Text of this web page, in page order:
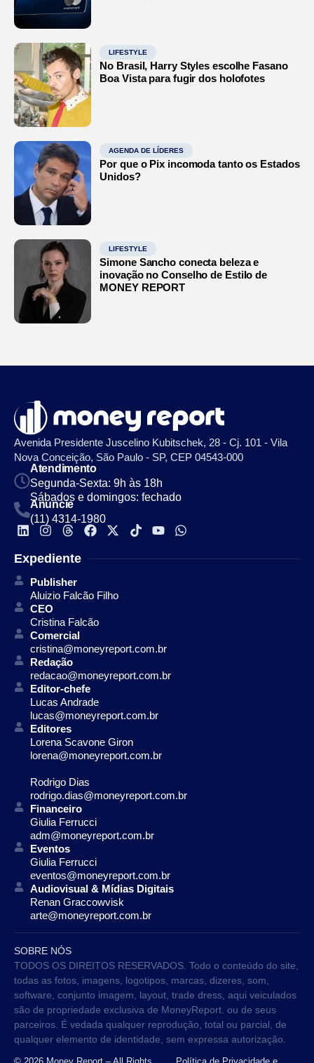
LIFESTYLE
No Brasil, Harry Styles escolhe Fasano
Boa Vista para fugir dos holofotes
AGENDA DE LÍDERES
Por que o Pix incomoda tanto os Estados
Unidos?
LIFESTYLE
Simone Sancho conecta beleza e
inovação no Conselho de Estilo de
MONEY REPORT
Avenida Presidente Juscelino Kubitschek, 28 - Cj. 101 - Vila
Nova Conceição, São Paulo - SP, CEP 04543-000
Atendimento
Segunda-Sexta: 9h às 18h
Sábados e domingos: fechado
Anuncie
(11) 4314-1980
Expediente
Publisher
Aluizio Falcão Filho
CEO
Cristina Falcão
Comercial
cristina@moneyreport.com.br
Redação
redacao@moneyreport.com.br
Editor-chefe
Lucas Andrade
lucas@moneyreport.com.br
Editores
Lorena Scavone Giron
lorena@moneyreport.com.br
Rodrigo Dias
rodrigo.dias@moneyreport.com.br
Financeiro
Giulia Ferrucci
adm@moneyreport.com.br
Eventos
Giulia Ferrucci
eventos@moneyreport.com.br
Audiovisual & Mídias Digitais
Renan Graccowvisk
arte@moneyreport.com.br
SOBRE NÓS
TODOS OS DIREITOS RESERVADOS. Todo o conteúdo do site,
todas as fotos, imagens, logotipos, marcas, dizeres, som,
software, conjunto imagem, layout, trade dress, aqui veiculados
são de propriedade exclusiva de MoneyReport. ou de seus
parceiros. É vedada qualquer reprodução, total ou parcial, de
qualquer elemento de identidade, sem expressa autorização.